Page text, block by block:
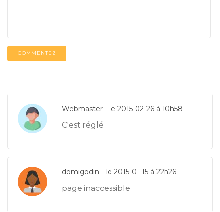
COMMENTEZ
Webmaster le 2015-02-26 à 10h58
C'est réglé
domigodin le 2015-01-15 à 22h26
page inaccessible